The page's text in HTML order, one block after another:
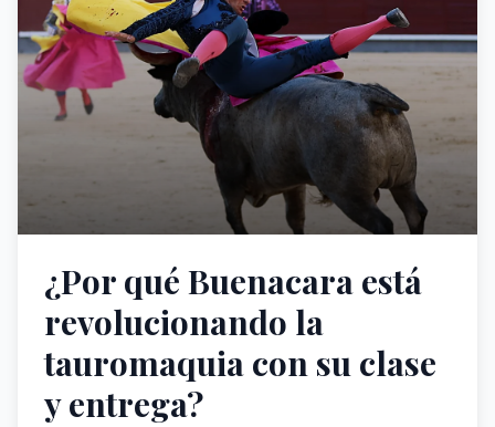
¿Por qué Buenacara está
revolucionando la
tauromaquia con su clase
y entrega?